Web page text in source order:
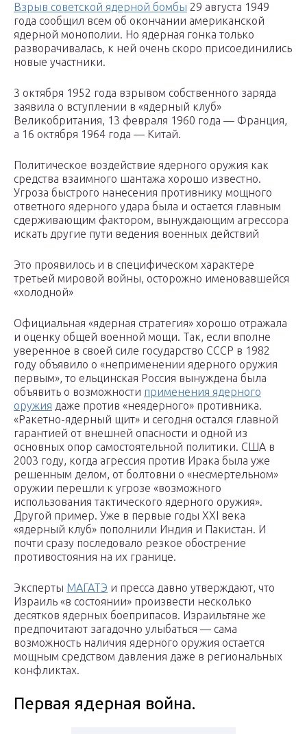
Взрыв советской ядерной бомбы 29 августа 1949
года сообщил всем об окончании американской
ядерной монополии. Но ядерная гонка только
разворачивалась, к ней очень скоро присоединились
новые участники.
3 октября 1952 года взрывом собственного заряда
заявила о вступлении в «ядерный клуб»
Великобритания, 13 февраля 1960 года — Франция,
а 16 октября 1964 года — Китай.
Политическое воздействие ядерного оружия как
средства взаимного шантажа хорошо известно.
Угроза быстрого нанесения противнику мощного
ответного ядерного удара была и остается главным
сдерживающим фактором, вынуждающим агрессора
искать другие пути ведения военных действий
Это проявилось и в специфическом характере
третьей мировой войны, осторожно именовавшейся
«холодной»
Официальная «ядерная стратегия» хорошо отражала
и оценку общей военной мощи. Так, если вполне
уверенное в своей силе государство СССР в 1982
году объявило о «неприменении ядерного оружия
первым», то ельцинская Россия вынуждена была
объявить о возможности применения ядерного
оружия даже против «неядерного» противника.
«Ракетно-ядерный щит» и сегодня остался главной
гарантией от внешней опасности и одной из
основных опор самостоятельной политики. США в
2003 году, когда агрессия против Ирака была уже
решенным делом, от болтовни о «несмертельном»
оружии перешли к угрозе «возможного
использования тактического ядерного оружия».
Другой пример. Уже в первые годы XXI века
«ядерный клуб» пополнили Индия и Пакистан. И
почти сразу последовало резкое обострение
противостояния на их границе.
Эксперты МАГАТЭ и пресса давно утверждают, что
Израиль «в состоянии» произвести несколько
десятков ядерных боеприпасов. Израильтяне же
предпочитают загадочно улыбаться — сама
возможность наличия ядерного оружия остается
мощным средством давления даже в региональных
конфликтах.
Первая ядерная война.